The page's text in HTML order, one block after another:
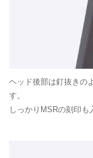
ヘッド後部は釘抜きの
す。
しっかりMSRの刻印も